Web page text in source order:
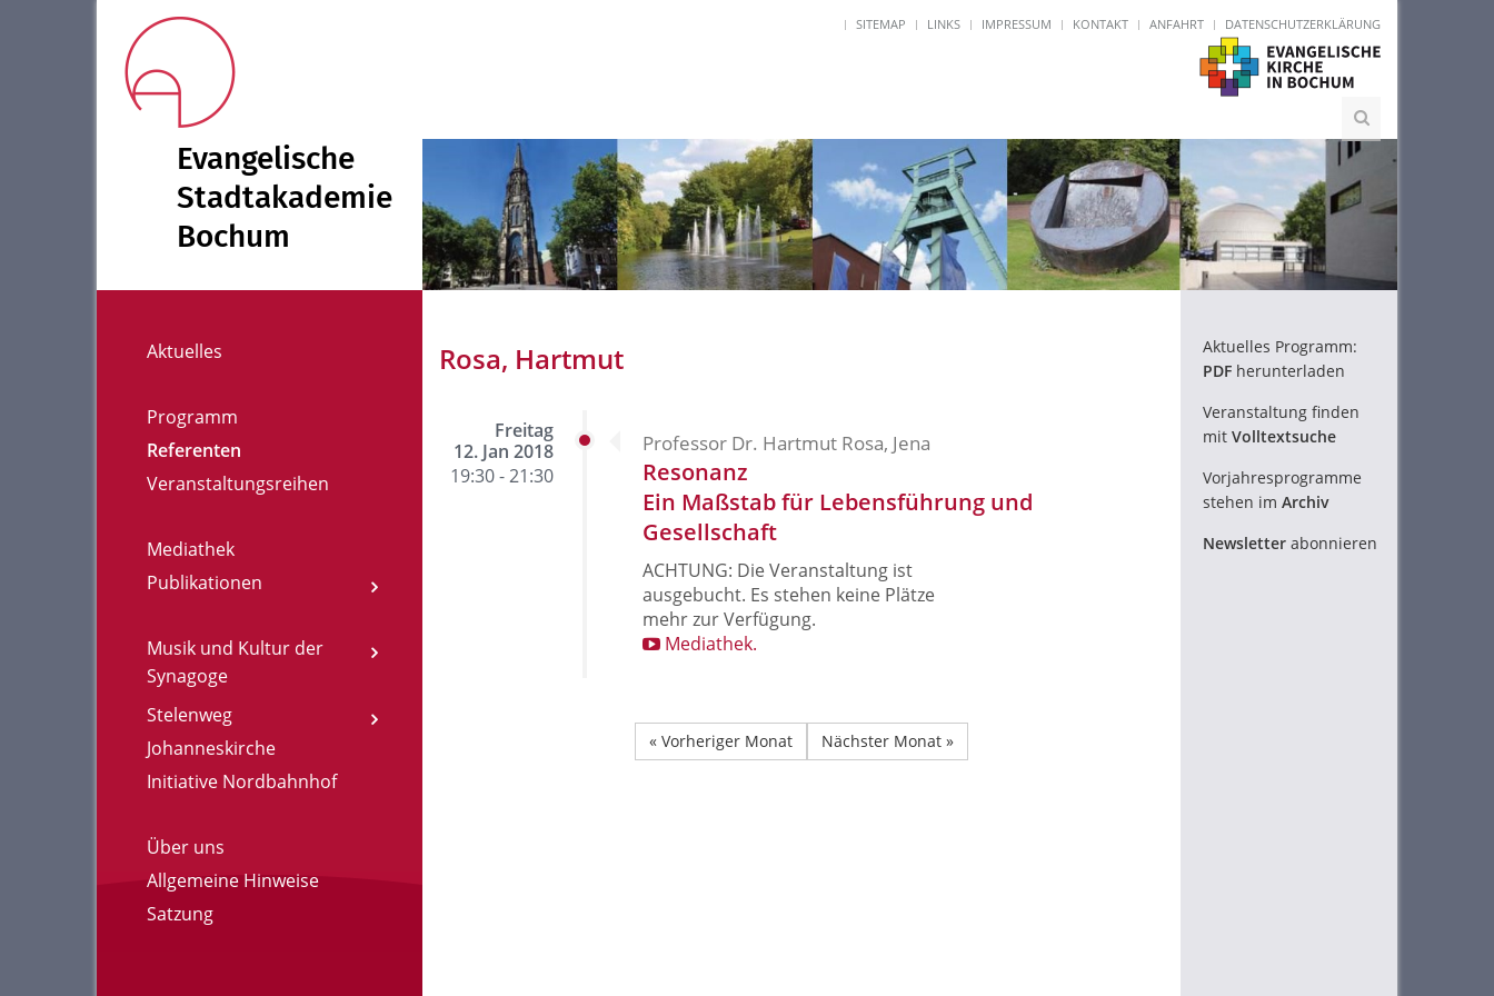
SITEMAP LINKS IMPRESSUM KONTAKT ANFAHRT DATENSCHUTZERKLÄRUNG
Evangelische
Stadtakademie
Bochum
Aktuelles
Programm
Referenten
Veranstaltungsreihen
Mediathek
Publikationen
Musik und Kultur der
Synagoge
Stelenweg
Johanneskirche
Initiative Nordbahnhof
Über uns
Allgemeine Hinweise
Satzung
Rosa, Hartmut
Freitag
12. Jan 2018
19:30 - 21:30
Professor Dr. Hartmut Rosa, Jena
Resonanz
Ein Maßstab für Lebensführung und
Gesellschaft
ACHTUNG: Die Veranstaltung ist
ausgebucht. Es stehen keine Plätze
mehr zur Verfügung.
Mediathek.
« Vorheriger Monat Nächster Monat »
Aktuelles Programm:
PDF herunterladen
Veranstaltung finden
mit Volltextsuche
Vorjahresprogramme
stehen im Archiv
Newsletter abonnieren